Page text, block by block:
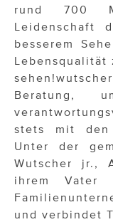
rund 700
Leidenschaft
besserem
Lebensqualität
Beratung,
stets mit den
Unter der
Wutscher jr.,
ihrem Vater
und verbindet